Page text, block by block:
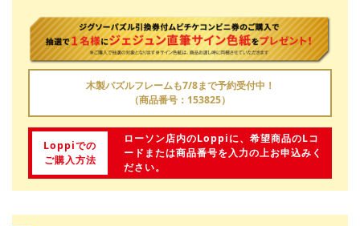
木製パズルフレームも7/8まで予約受付中！
（商品番号：153825）
Loppiでの
ご購入方法
ローソン店内のLoppiに、希望商品のLコ
ードまたは商品番号を入力の上お申込みく
ださい。